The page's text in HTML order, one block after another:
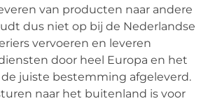
van producten naar andere
dus niet op bij de Nederlandse
vervoeren en leveren
door heel Europa en het
juiste bestemming afgeleverd.
naar het buitenland is voor